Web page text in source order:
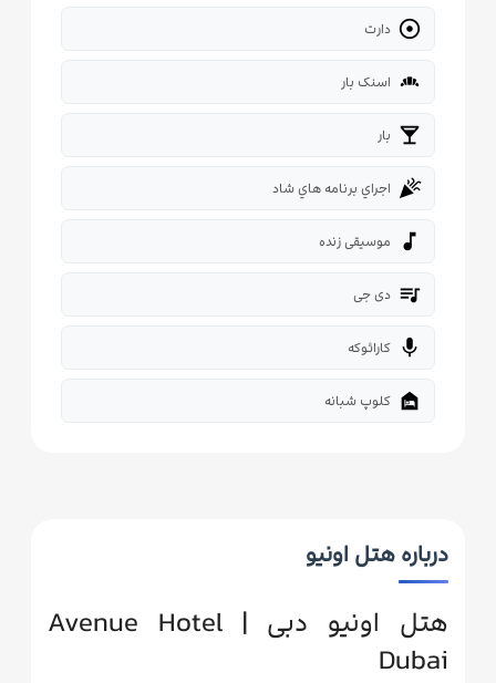
 دارت
bakery_dining اسنک بار
local_bar بار
celebration اجراي برنامه هاي شاد
music_note موسیقی زنده
queue_music دی جی
mic کارائوکه
night_shelter کلوپ شبانه
درباره هتل اونیو
هتل اونیو دبی | Avenue Hotel
Dubai